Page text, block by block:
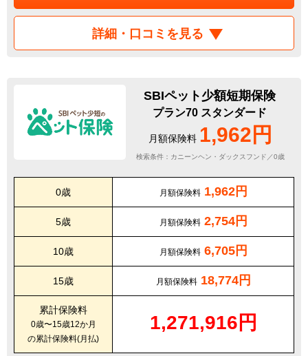
詳細・口コミを見る
SBIペット少額短期保険
プラン70 スタンダード
月額保険料 1,962円
検索条件：カニーンヘン・ダックスフンド／0歳
0歳 月額保険料 1,962円
5歳 月額保険料 2,754円
10歳 月額保険料 6,705円
15歳 月額保険料 18,774円
累計保険料
0歳〜15歳12か月
の累計保険料(月払)
1,271,916円